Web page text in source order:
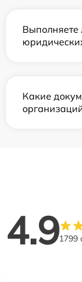
Выполняете
Какие
4.91799